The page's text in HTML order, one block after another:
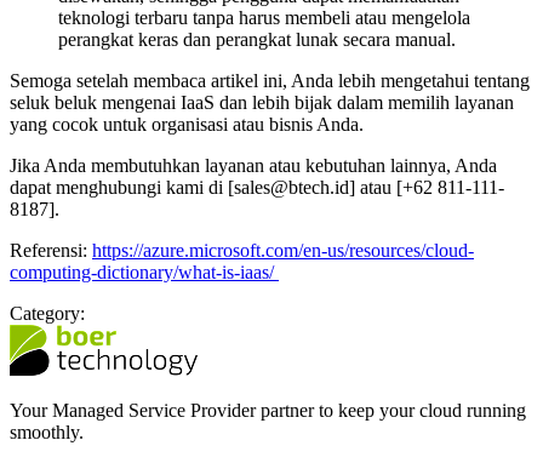
teknologi terbaru tanpa harus membeli atau mengelola
perangkat keras dan perangkat lunak secara manual.
Semoga setelah membaca artikel ini, Anda lebih mengetahui tentang
seluk beluk mengenai IaaS dan lebih bijak dalam memilih layanan
yang cocok untuk organisasi atau bisnis Anda.
Jika Anda membutuhkan layanan atau kebutuhan lainnya, Anda
dapat menghubungi kami di [sales@btech.id] atau [+62 811-111-
8187].
Referensi: https://azure.microsoft.com/en-us/resources/cloud-
computing-dictionary/what-is-iaas/
Category:
Your Managed Service Provider partner to keep your cloud running
smoothly.